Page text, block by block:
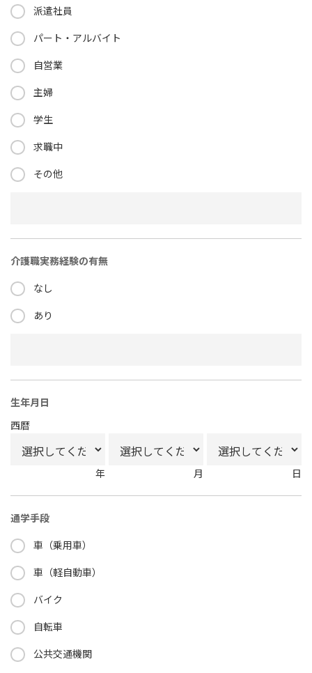
派遣社員
パート・アルバイト
自営業
主婦
学生
求職中
その他
介護職実務経験の有無
なし
あり
生年月日
西暦
年 月 日
通学手段
車（乗用車）
車（軽自動車）
バイク
自転車
公共交通機関